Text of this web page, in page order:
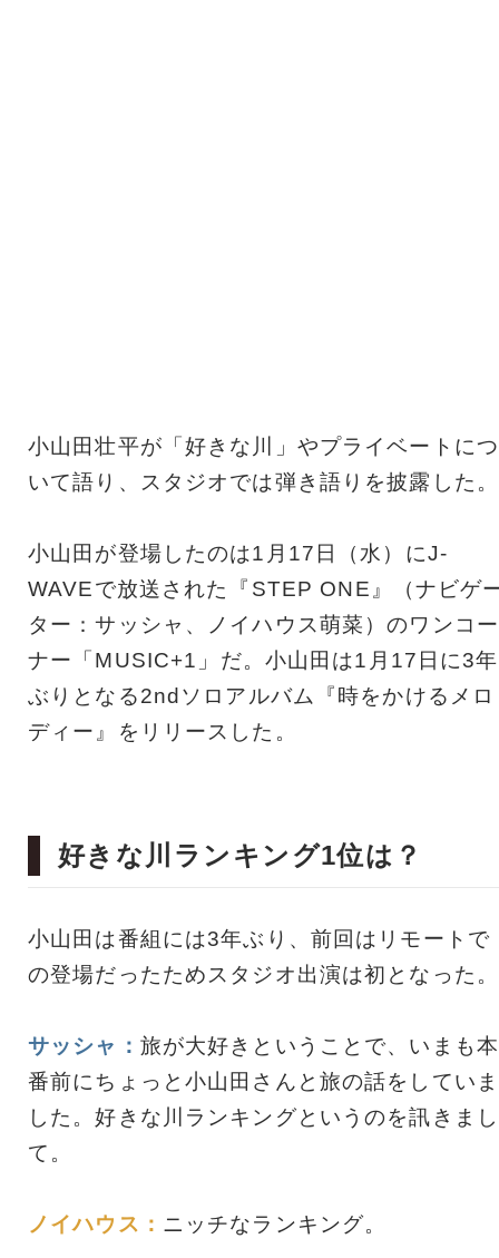
小山田壮平が「好きな川」やプライベートにつ
いて語り、スタジオでは弾き語りを披露した。
小山田が登場したのは1月17日（水）にJ-
WAVEで放送された『STEP ONE』（ナビゲ
ター：サッシャ、ノイハウス萌菜）のワンコー
ナー「MUSIC+1」だ。小山田は1月17日に3年
ぶりとなる2ndソロアルバム『時をかけるメロ
ディー』をリリースした。
好きな川ランキング1位は？
小山田は番組には3年ぶり、前回はリモートで
の登場だったためスタジオ出演は初となった。
サッシャ： 旅が大好きということで、いまも本
番前にちょっと小山田さんと旅の話をしていま
した。好きな川ランキングというのを訊きまし
て。
ノイハウス： ニッチなランキング。